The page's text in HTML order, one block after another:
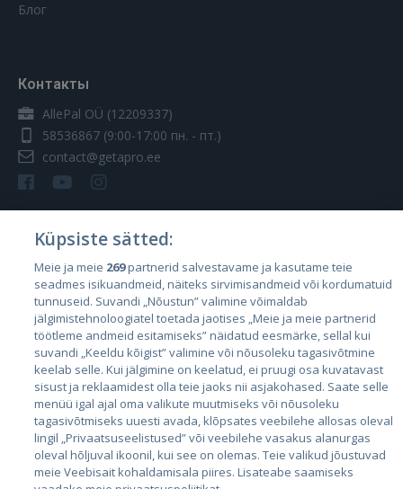
Блог
Контакты
AllePal OÜ (12209337)
58536867 (9:00-17:00 пн. - пт.)
contact@getapro.ee
Страны
Эстония
Латвия
Литва
Küpsiste sätted:
Meie ja meie 269partnerid salvestavame ja kasutame teie
seadmes isikuandmeid, näiteks sirvimisandmeid või kordumatuid
tunnuseid. Suvandi „Nõustun” valimine võimaldab
jälgimistehnoloogiatel toetada jaotises „Meie ja meie partnerid
töötleme andmeid esitamiseks” näidatud eesmärke, sellal kui
suvandi „Keeldu kõigist” valimine või nõusoleku tagasivõtmine
keelab selle. Kui jälgimine on keelatud, ei pruugi osa kuvatavast
sisust ja reklaamidest olla teie jaoks nii asjakohased. Saate selle
menüü igal ajal oma valikute muutmiseks või nõusoleku
tagasivõtmiseks uuesti avada, klõpsates veebilehe allosas oleval
lingil „Privaatsuseelistused” või veebilehe vasakus alanurgas
oleval hõljuval ikoonil, kui see on olemas. Teie valikud jõustuvad
meie Veebisait kohaldamisala piires. Lisateabe saamiseks